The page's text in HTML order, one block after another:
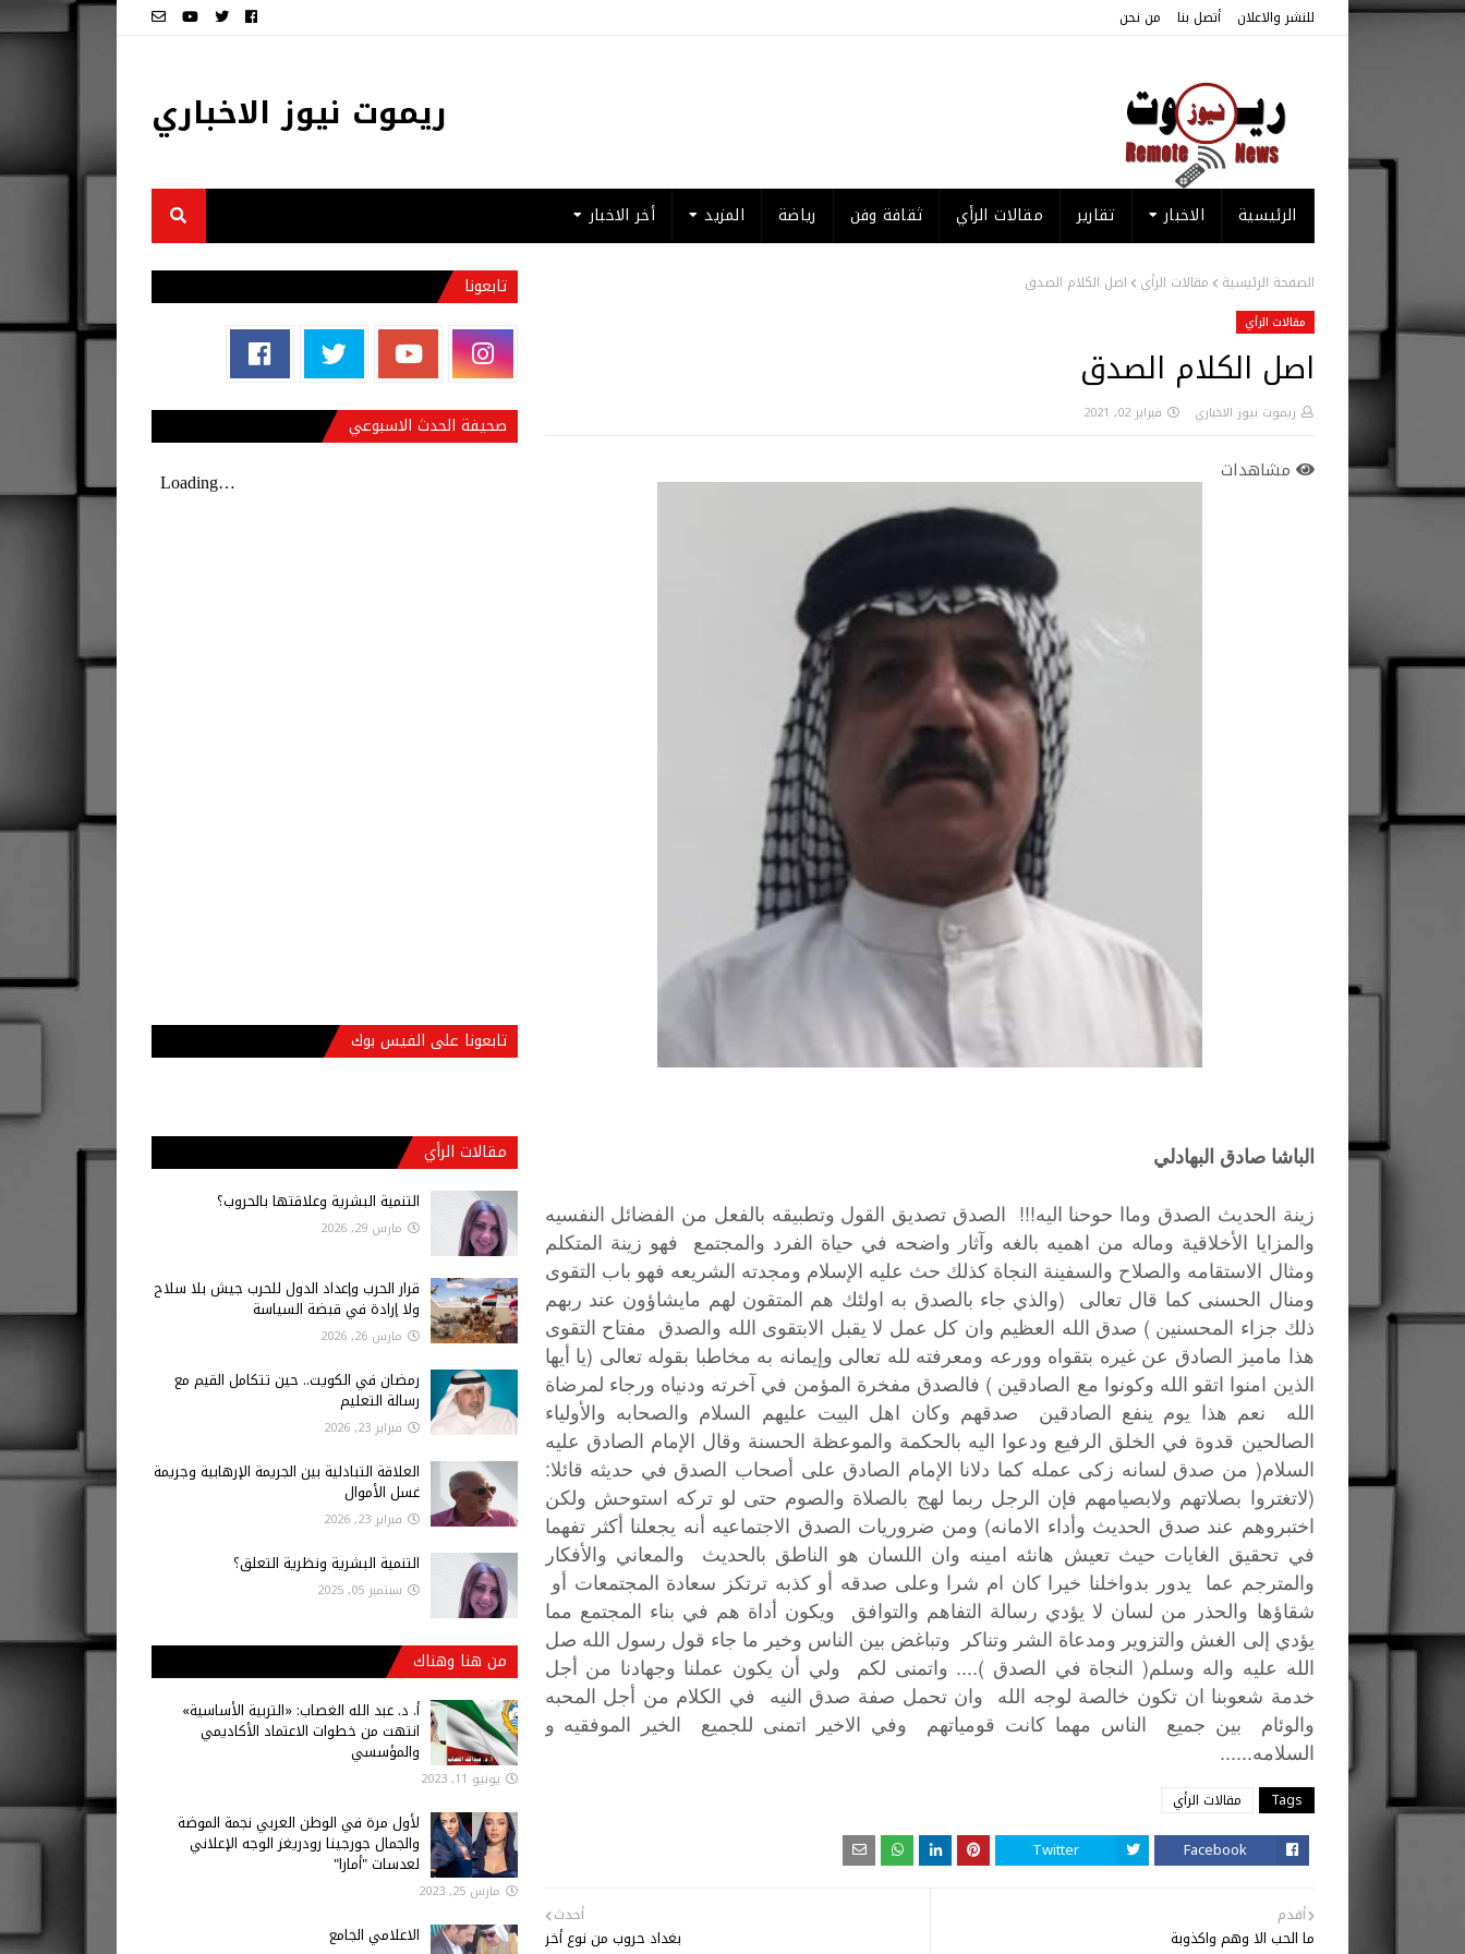
للنشر والاعلان أتصل بنا من نحن
ريموت نيوز الاخباري
الرئيسية الاخبار تقارير مقالات الرأي ثقافة وفن رياضة المزيد أخر الاخبار
الصفحة الرئيسية مقالات الرأي اصل الكلام الصدق
مقالات الرأي
اصل الكلام الصدق
ريموت نيوز الاخباري فبراير 02, 2021
مشاهدات
الباشا صادق البهادلي
زينة الحديث الصدق وماا حوحنا اليه!!! الصدق تصديق القول وتطبيقه بالفعل من الفضائل النفسيه
والمزايا الأخلاقية وماله من اهميه بالغه وآثار واضحه في حياة الفرد والمجتمع فهو زينة المتكلم
ومثال الاستقامه والصلاح والسفينة النجاة كذلك حث عليه الإسلام ومجدته الشريعه فهو باب التقوى
ومنال الحسنى كما قال تعالى (والذي جاء بالصدق به اولئك هم المتقون لهم مايشاؤون عند ربهم
ذلك جزاء المحسنين ) صدق الله العظيم وان كل عمل لا يقبل الابتقوى الله والصدق مفتاح التقوى
هذا ماميز الصادق عن غيره بتقواه وورعه ومعرفته لله تعالى وإيمانه به مخاطبا بقوله تعالى (يا أيها
الذين امنوا اتقو الله وكونوا مع الصادقين ) فالصدق مفخرة المؤمن في آخرته ودنياه ورجاء لمرضاة
الله
نعم هذا يوم ينفع الصادقين صدقهم وكان اهل البيت عليهم السلام والصحابه والأولياء
الصالحين قدوة في الخلق الرفيع ودعوا اليه بالحكمة والموعظة الحسنة وقال الإمام الصادق عليه
السلام( من صدق لسانه زكى عمله كما دلانا الإمام الصادق على أصحاب الصدق في حديثه قائلا:
(لاتغتروا بصلاتهم ولابصيامهم فإن الرجل ربما لهج بالصلاة والصوم حتى لو تركه استوحش ولكن
اختبروهم عند صدق الحديث وأداء الامانه) ومن ضروريات الصدق الاجتماعيه أنه يجعلنا أكثر تفهما
في تحقيق الغايات حيث تعيش هانئه امينه وان اللسان هو الناطق بالحديث والمعاني والأفكار
والمترجم عما يدور بدواخلنا خيرا كان ام شرا وعلى صدقه أو كذبه ترتكز سعادة المجتمعات أو
شقاؤها والحذر من لسان لا يؤدي رسالة التفاهم والتوافق ويكون أداة هم في بناء المجتمع مما
يؤدي إلى الغش والتزوير ومدعاة الشر وتناكر وتباغض بين الناس وخير ما جاء قول رسول الله صل
الله عليه واله وسلم( النجاة في الصدق ).... واتمنى لكم ولي أن يكون عملنا وجهادنا من أجل
خدمة شعوبنا ان تكون خالصة لوجه الله وان تحمل صفة صدق النيه في الكلام من أجل المحبه
والوئام
بين جميع الناس مهما كانت قومياتهم وفي الاخير اتمنى للجميع الخير الموفقيه و
السلامه......
Tags مقالات الرأي
Facebook
Twitter
أحدث
بغداد حروب من نوع أخر
أقدم
ما الحب الا وهم واكذوبة
تابعونا
صحيفة الحدث الاسبوعي
تابعونا على الفيس بوك
مقالات الرأي
التنمية البشرية وعلاقتها بالحروب؟
مارس 29, 2026
قرار الحرب وإعداد الدول للحرب جيش بلا سلاح
ولا إرادة في قبضة السياسة
مارس 26, 2026
رمضان في الكويت.. حين تتكامل القيم مع
رسالة التعليم
فبراير 23, 2026
العلاقة التبادلية بين الجريمة الإرهابية وجريمة
غسل الأموال
فبراير 23, 2026
التنمية البشرية ونظرية التعلق؟
سبتمبر 05, 2025
من هنا وهناك
أ‌. د. عبد الله الغصاب: «التربية الأساسية»
انتهت من خطوات الاعتماد الأكاديمي
والمؤسسي
يونيو 11, 2023
لأول مرة في الوطن العربي نجمة الموضة
والجمال جورجينا رودريغز الوجه الإعلاني
لعدسات "أمارا"
مارس 25, 2023
الاعلامي الجامع